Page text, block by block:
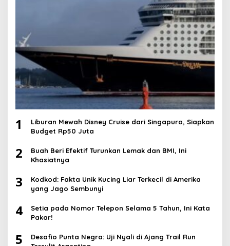
1
Liburan Mewah Disney Cruise dari Singapura, Siapkan
Budget Rp50 Juta
2
Buah Beri Efektif Turunkan Lemak dan BMI, Ini
Khasiatnya
3
Kodkod: Fakta Unik Kucing Liar Terkecil di Amerika
yang Jago Sembunyi
4
Setia pada Nomor Telepon Selama 5 Tahun, Ini Kata
Pakar!
5
Desafio Punta Negra: Uji Nyali di Ajang Trail Run